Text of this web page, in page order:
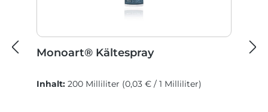
Monoart® Kältespray
Inhalt: 200 Milliliter (0,03 € / 1 Milliliter)